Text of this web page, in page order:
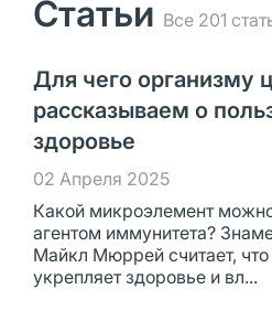
Статьи Все 201
Для чего организму
рассказываем о
здоровье
02 Апреля 2025
Какой микроэлемент
агентом иммунитета?
Майкл Мюррей считает,
укрепляет здоровье и вл...